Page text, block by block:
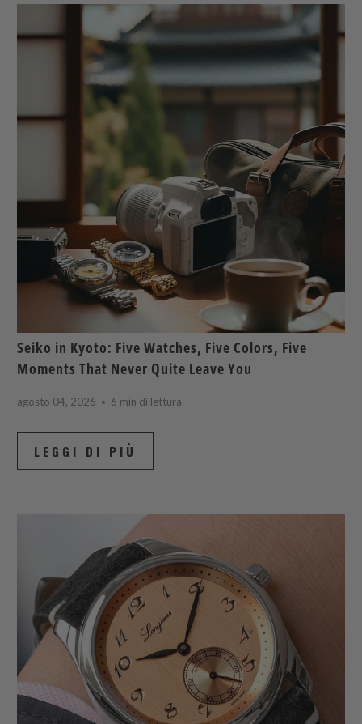
Seiko in Kyoto: Five Watches, Five Colors, Five
Moments That Never Quite Leave You
agosto 04, 2026 6 min di lettura
LEGGI DI PIÙ